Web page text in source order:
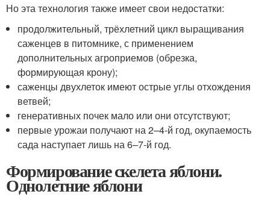
Но эта технология также имеет свои недостатки:
продолжительный, трёхлетний цикл выращивания
саженцев в питомнике, с применением
дополнительных агроприемов (обрезка,
формирующая крону);
саженцы двухлеток имеют острые углы отхождения
ветвей;
генеративных почек мало или они отсутствуют;
первые урожаи получают на 2–4-й год, окупаемость
сада наступает лишь на 6–7-й год.
Формирование скелета яблони.
Однолетние яблони